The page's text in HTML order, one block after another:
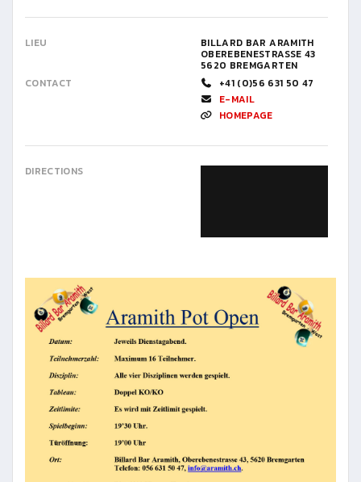
LIEU BILLARD BAR ARAMITH
OBEREBENESTRASSE 43
5620 BREMGARTEN
CONTACT
+41 (0)56 631 50 47
E-MAIL
HOMEPAGE
DIRECTIONS